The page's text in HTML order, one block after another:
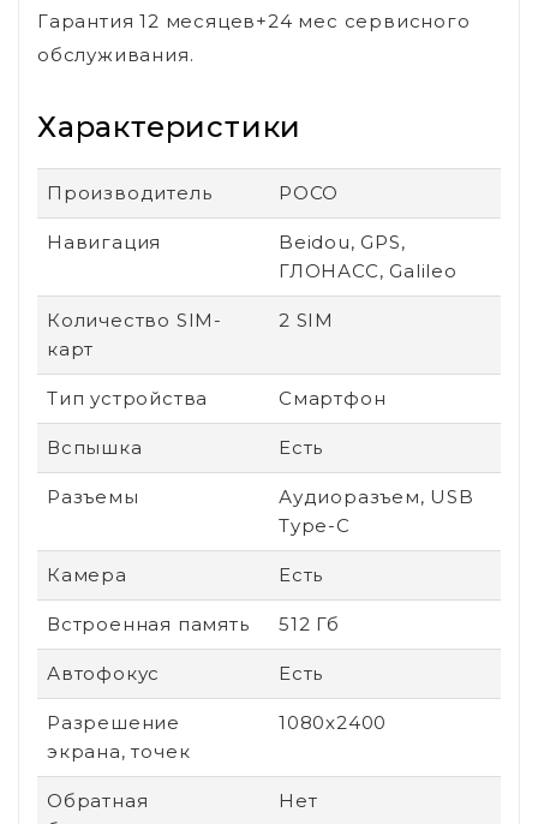
Гарантия 12 месяцев+24 мес сервисного
обслуживания.
Характеристики
Производитель POCO
Навигация
Beidou, GPS,
ГЛОНАСС, Galileo
Количество SIM-
карт
2 SIM
Тип устройства Смартфон
Вспышка Есть
Разъемы
Аудиоразъем, USB
Type-C
Камера Есть
Встроенная память 512 Гб
Автофокус Есть
Разрешение
экрана, точек
1080х2400
Обратная
Нет